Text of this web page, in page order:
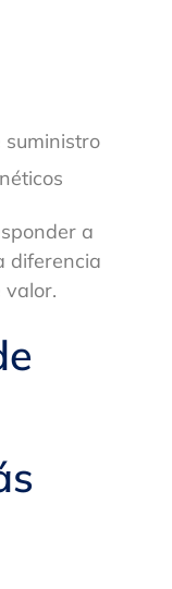
suministro
a
diferencia
valor.